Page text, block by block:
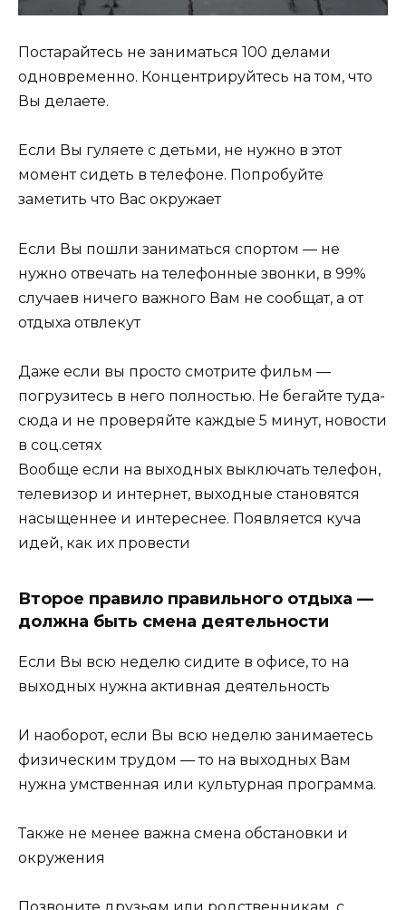
Постарайтесь не заниматься 100 делами
одновременно. Концентрируйтесь на том, что
Вы делаете.
Если Вы гуляете с детьми, не нужно в этот
момент сидеть в телефоне. Попробуйте
заметить что Вас окружает
Если Вы пошли заниматься спортом — не
нужно отвечать на телефонные звонки, в 99%
случаев ничего важного Вам не сообщат, а от
отдыха отвлекут
Даже если вы просто смотрите фильм —
погрузитесь в него полностью. Не бегайте туда-
сюда и не проверяйте каждые 5 минут, новости
в соц.сетях
Вообще если на выходных выключать телефон,
телевизор и интернет, выходные становятся
насыщеннее и интереснее. Появляется куча
идей, как их провести
Второе правило правильного отдыха —
должна быть смена деятельности
Если Вы всю неделю сидите в офисе, то на
выходных нужна активная деятельность
И наоборот, если Вы всю неделю занимаетесь
физическим трудом — то на выходных Вам
нужна умственная или культурная программа.
Также не менее важна смена обстановки и
окружения